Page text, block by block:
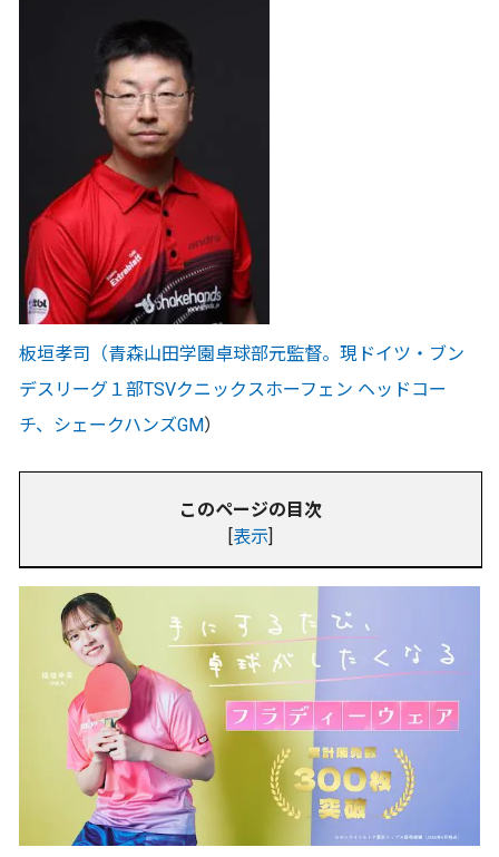
板垣孝司（青森山田学園卓球部元監督。現ドイツ・ブン
デスリーグ１部TSVクニックスホーフェン ヘッドコー
チ、 シェークハンズGM）
このページの目次
[表示]